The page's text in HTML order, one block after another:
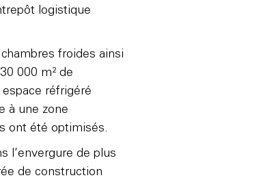
logistique
froides ainsi
000 m² de
réfrigéré
à une zone
ont été optimisés.
l’envergure de plus
de construction